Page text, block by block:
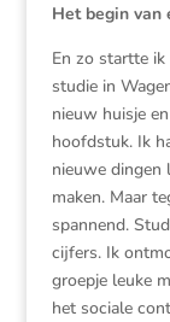
Het begin van
En zo startte
studie in
nieuw huisje
hoofdstuk. Ik
nieuwe dingen
maken. Maar
spannend.
cijfers. Ik
groepje leuke
het sociale